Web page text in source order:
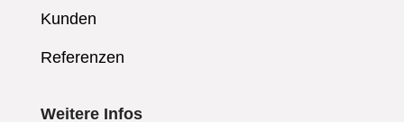
Kunden
Referenzen
Weitere Infos